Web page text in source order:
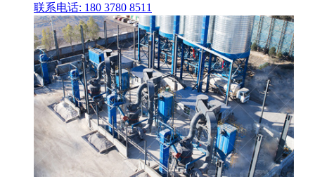
联系电话: 180 3780 8511